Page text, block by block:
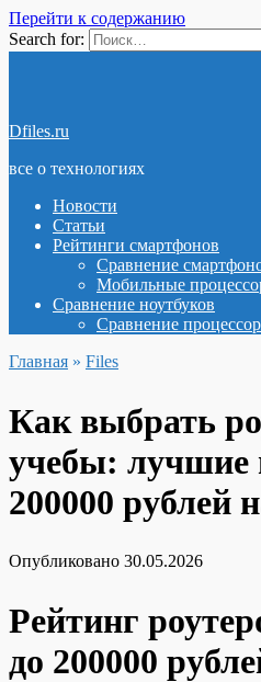
Перейти к содержанию
Search for:
Dfiles.ru
все о технологиях
Новости
Статьи
Рейтинги смартфонов
Сравнение
Мобильные
Сравнение ноутбуков
Сравнение
Главная » Files
Как выбрать
учебы: лучшие
200000 рублей
Опубликовано 30.05.2026
Рейтинг
до 200000